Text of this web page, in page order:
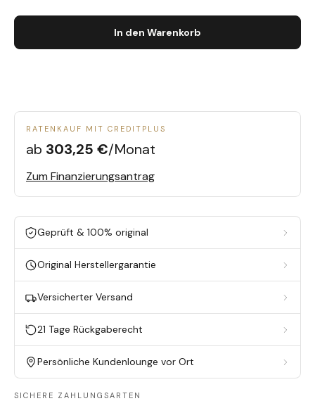
In den Warenkorb
RATENKAUF MIT CREDITPLUS
ab 303,25 €/Monat
Zum Finanzierungsantrag
Geprüft & 100% original
Original Herstellergarantie
Versicherter Versand
21 Tage Rückgaberecht
Persönliche Kundenlounge vor Ort
SICHERE ZAHLUNGSARTEN